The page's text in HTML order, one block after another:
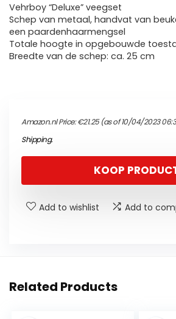
Vehrboy “Deluxe” veegset
Schep van metaal, handvat van
een paardenhaarmengsel
Totale hoogte in opgebouwde
Breedte van de schep: ca. 25 cm
Amazon.nl Price:€21.25(as of 10/04/2023
Shipping.
KOOP
Add to wishlist Add to
Related Products